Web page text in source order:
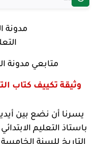
مدونة
متابعي مدونة
يسرنا أن نضع بين
باستاذ التعليم
التاريخ للسنة